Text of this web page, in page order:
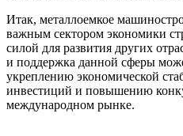
Итак, металлоемкое
важным сектором экономики
силой для развития других
и поддержка данной сферы
укреплению экономической
инвестиций и повышению
международном рынке.